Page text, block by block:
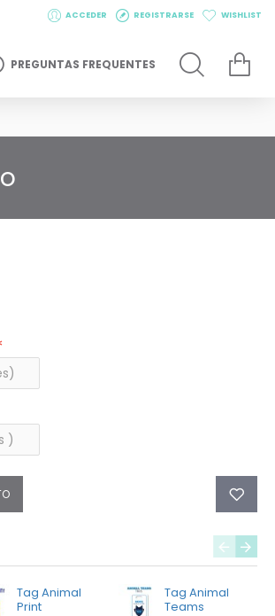
ACCEDER REGISTRARSE WISHLIST
PREGUNTAS FREQUENTES
Tag Animal
Print
Tag Animal
Teams